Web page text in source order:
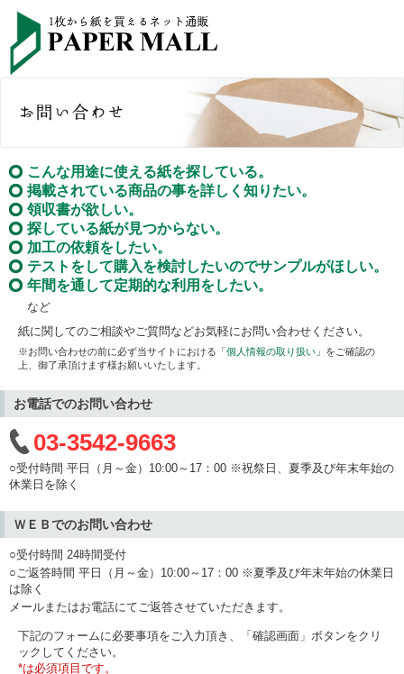
こんな用途に使える紙を探している。
掲載されている商品の事を詳しく知りたい。
領収書が欲しい。
探している紙が見つからない。
加工の依頼をしたい。
テストをして購入を検討したいのでサンプルがほしい。
年間を通して定期的な利用をしたい。
など
紙に関してのご相談やご質問などお気軽にお問い合わせください。
※お問い合わせの前に必ず当サイトにおける「個人情報の取り扱い 」をご確認の
上、御了承頂けます様お願いいたします。
お電話でのお問い合わせ
03-3542-9663
○受付時間 平日（月～金）10:00～17：00 ※祝祭日、夏季及び年末年始の
休業日を除く
ＷＥＢでのお問い合わせ
○受付時間 24時間受付
○ご返答時間 平日（月～金）10:00～17：00 ※夏季及び年末年始の休業日
は除く
メールまたはお電話にてご返答させていただきます。
下記のフォームに必要事項をご入力頂き、「確認画面」ボタンをクリ
ックしてください。
*は必須項目です。